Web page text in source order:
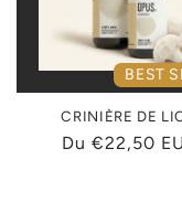
BEST
CRINIÈRE DE
Prix
Du €22,50